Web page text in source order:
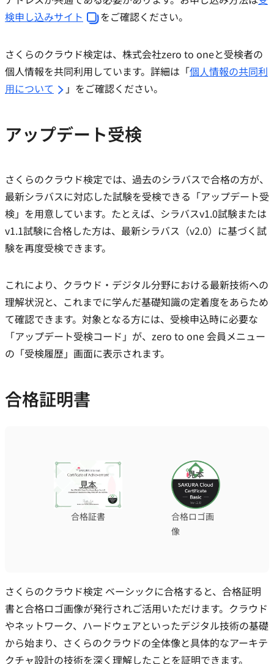
検申し込みサイト
をご確認ください。
さくらのクラウド検定は、株式会社zero to oneと受検者の
個人情報を共同利用しています。詳細は「個⼈情報の共同利
⽤について
」をご確認ください。
アップデート受検
さくらのクラウド検定では、過去のシラバスで合格の方が、
最新シラバスに対応した試験を受検できる「アップデート受
検」を用意しています。たとえば、シラバスv1.0試験または
v1.1試験に合格した方は、最新シラバス（v2.0）に基づく試
験を再度受検できます。
これにより、クラウド・デジタル分野における最新技術への
理解状況と、これまでに学んだ基礎知識の定着度をあらため
て確認できます。対象となる方には、受検申込時に必要な
「アップデート受検コード」が、zero to one 会員メニュー
の「受検履歴」画面に表示されます。
合格証明書
合格証書
合格ロゴ画
像
さくらのクラウド検定 ベーシックに合格すると、合格証明
書と合格ロゴ画像が発行されご活用いただけます。クラウド
やネットワーク、ハードウェアといったデジタル技術の基礎
から始まり、さくらのクラウドの全体像と具体的なアーキテ
クチャ設計の技術を深く理解したことを証明できます。